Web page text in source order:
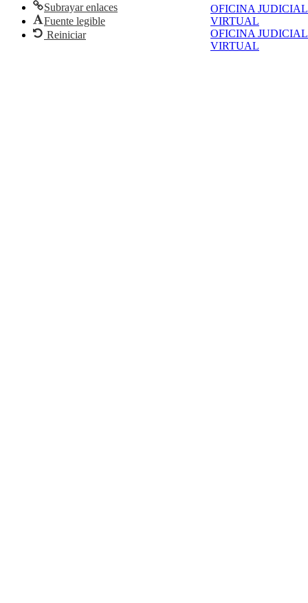
OFICINA JUDICIAL
VIRTUAL
OFICINA JUDICIAL
VIRTUAL
Subrayar enlaces
Fuente legible
Reiniciar